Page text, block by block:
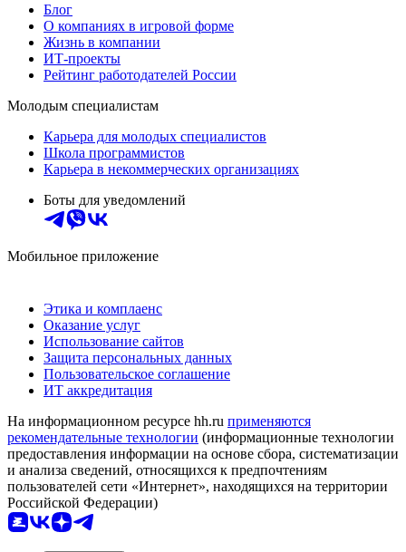
Блог
О компаниях в игровой форме
Жизнь в компании
ИТ-проекты
Рейтинг работодателей России
Молодым специалистам
Карьера для молодых специалистов
Школа программистов
Карьера в некоммерческих организациях
Боты для уведомлений
Мобильное приложение
Этика и комплаенс
Оказание услуг
Использование сайтов
Защита персональных данных
Пользовательское соглашение
ИТ аккредитация
На информационном ресурсе hh.ru применяются
рекомендательные технологии (информационные технологии
предоставления информации на основе сбора, систематизации
и анализа сведений, относящихся к предпочтениям
пользователей сети «Интернет», находящихся на территории
Российской Федерации)